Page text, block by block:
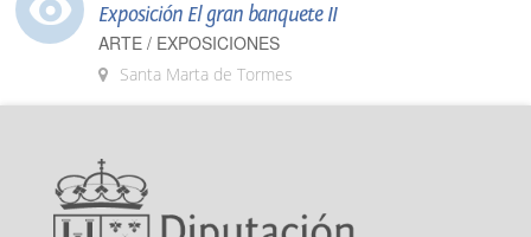
Exposición El gran banquete II
ARTE / EXPOSICIONES
Santa Marta de Tormes